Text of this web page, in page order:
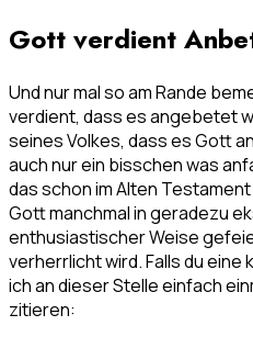
Gott verdient
Und nur mal so am Rande
verdient, dass es angebetet
seines Volkes, dass es Gott
auch nur ein bisschen was
das schon im Alten
Gott manchmal in geradezu
enthusiastischer Weise
verherrlicht wird. Falls du
ich an dieser Stelle einfach
zitieren: